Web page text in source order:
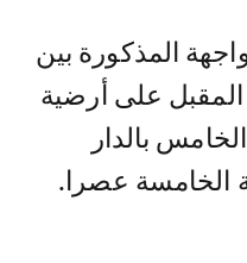
المذكورة بين
على أرضية
بالدار
الخامسة عصرا.